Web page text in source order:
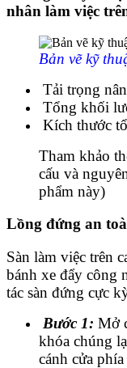
nhân làm việc
Bản vẽ kỹ
Tải trọng
Tổng khối
Kích thước
Tham khảo
cấu và
phẩm này)
Lồng đứng an
Sàn làm việc trên
bánh xe đẩy công
tác sàn đứng cực
Bước 1: Mở
khóa chúng
cánh cửa